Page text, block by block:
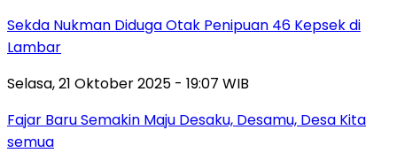
Sekda Nukman Diduga Otak Penipuan 46 Kepsek di
Lambar
Selasa, 21 Oktober 2025 - 19:07 WIB
Fajar Baru Semakin Maju Desaku, Desamu, Desa Kita
semua